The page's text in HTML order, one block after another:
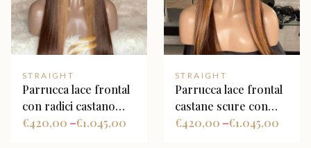
STRAIGHT
Parrucca lace frontal
con radici castano
medio sfumate in
420,00
€ – 1.045,00
€
STRAIGHT
Parrucca lace frontal
castane scure con
meches caramello
420,00
€ – 1.045,00
€